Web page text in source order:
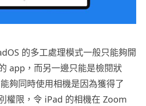
的多工處理模式一般只能夠開
app，而另一邊只能是檢閱狀
夠同時使用相機是因為獲得了
權限，令 iPad 的相機在 Zoom